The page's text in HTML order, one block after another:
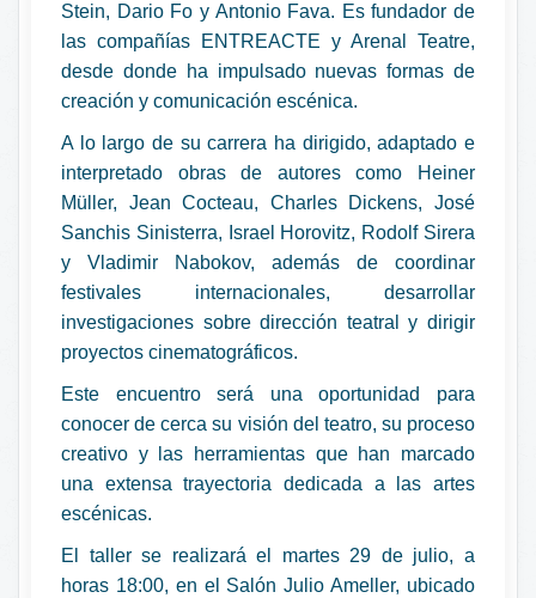
Stein, Dario Fo y Antonio Fava. Es fundador de
las compañías ENTREACTE y Arenal Teatre,
desde donde ha impulsado nuevas formas de
creación y comunicación escénica.
A lo largo de su carrera ha dirigido, adaptado e
interpretado obras de autores como Heiner
Müller, Jean Cocteau, Charles Dickens, José
Sanchis Sinisterra, Israel Horovitz, Rodolf Sirera
y Vladimir Nabokov, además de coordinar
festivales internacionales, desarrollar
investigaciones sobre dirección teatral y dirigir
proyectos cinematográficos.
Este encuentro será una oportunidad para
conocer de cerca su visión del teatro, su proceso
creativo y las herramientas que han marcado
una extensa trayectoria dedicada a las artes
escénicas.
El taller se realizará el martes 29 de julio, a
horas 18:00, en el Salón Julio Ameller, ubicado